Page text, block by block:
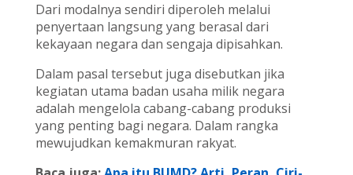
Dari modalnya sendiri diperoleh melalui
penyertaan langsung yang berasal dari
kekayaan negara dan sengaja dipisahkan.
Dalam pasal tersebut juga disebutkan jika
kegiatan utama badan usaha milik negara
adalah mengelola cabang-cabang produksi
yang penting bagi negara. Dalam rangka
mewujudkan kemakmuran rakyat.